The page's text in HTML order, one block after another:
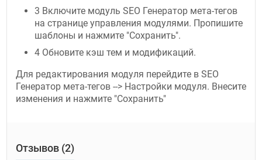
3 Включите модуль SEO Генератор мета-тегов
на странице управления модулями. Пропишите
шаблоны и нажмите "Сохранить".
4 Обновите кэш тем и модификаций.
Для редактирования модуля перейдите в SEO
Генератор мета-тегов --> Настройки модуля. Внесите
изменения и нажмите "Сохранить"
Отзывов (2)